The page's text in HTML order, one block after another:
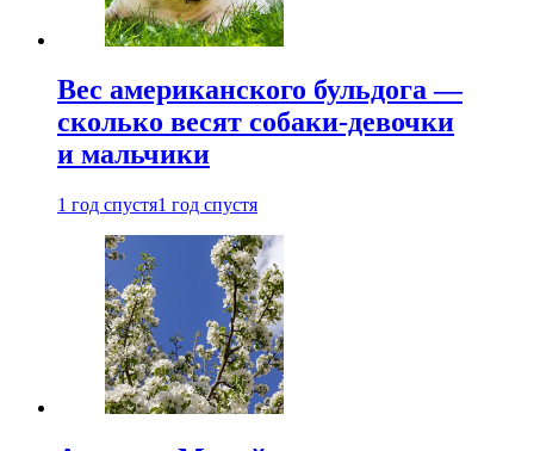
Вес американского бульдога —
сколько весят собаки-девочки
и мальчики
1 год спустя1 год спустя